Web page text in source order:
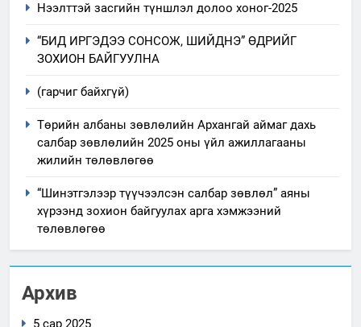
Нээлттэй засгийн түншлэл долоо хоног-2025
“БИД ИРГЭДЭЭ СОНСОЖ, ШИЙДНЭ” ӨДРИЙГ
ЗОХИОН БАЙГУУЛНА
(гарчиг байхгүй)
Төрийн албаны зөвлөлийн Архангай аймаг дахь
салбар зөвлөлийн 2025 оны үйл ажиллагааны
жилийн төлөвлөгөө
“Шинэтгэлээр түүчээлсэн салбар зөвлөл” аяны
хүрээнд зохион байгуулах арга хэмжээний
төлөвлөгөө
Архив